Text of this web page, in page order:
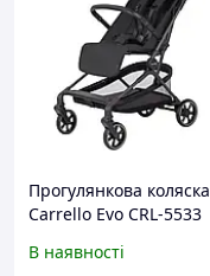
Прогулянкова коляска
Carrello Evo CRL-5533
В наявності